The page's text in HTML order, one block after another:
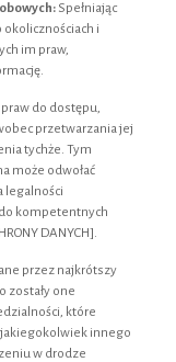
Spełniając
i
im praw,
do dostępu,
przetwarzania jej
tychże. Tym
może odwołać
legalności
kompetentnych
DANYCH].
przez najkrótszy
zostały one
które
jakiegokolwiek innego
w drodze